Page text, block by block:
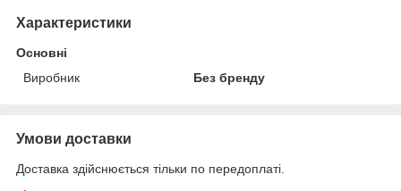
Характеристики
Основні
Виробник
Без бренду
Умови доставки
Доставка здійснюється тільки по передоплаті.